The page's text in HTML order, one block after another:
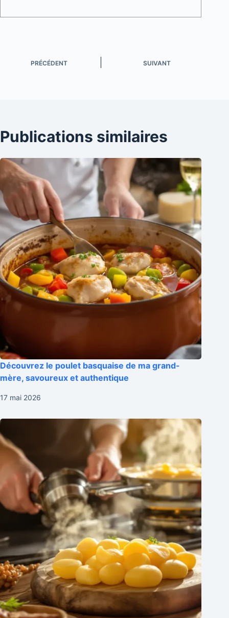
PRÉCÉDENT SUIVANT
Publications similaires
Découvrez le poulet basquaise de ma grand-
mère, savoureux et authentique
17 mai 2026